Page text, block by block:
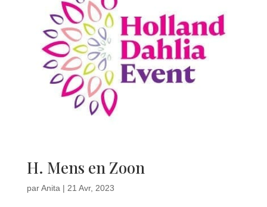
H. Mens en Zoon
parAnita | 21 Avr, 2023